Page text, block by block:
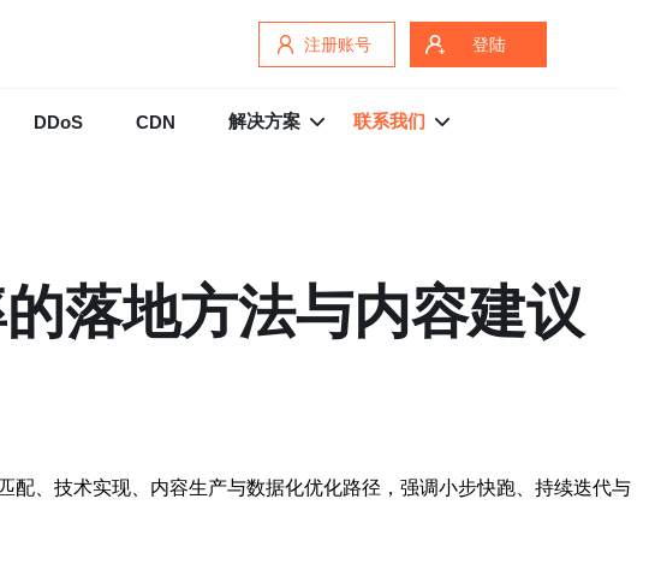
注册账号 登陆
DDoS CDN 解决方案 联系我们
落地方法与内容建议
、技术实现、内容生产与数据化优化路径，强调小步快跑、持续迭代与